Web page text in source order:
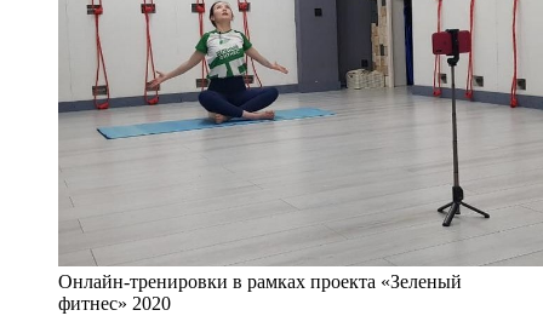
Онлайн-тренировки в рамках проекта «Зеленый
фитнес» 2020